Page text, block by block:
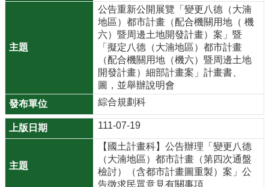
識
機
關
通
公告重新公開展覽「變更八德（大湳
地區）都市計畫（配合機關用地（ 機
六）暨周邊土地開發計畫）案」暨
「擬定八德（大湳地區）都市計畫
（配合機關用地（機六）暨周邊土地
開發計畫）細部計畫案」計畫書、
圖，並舉辦說明會
綜合規劃科
111-07-19
【國土計畫科】公告辦理「變更八德
（大湳地區）都市計畫（第四次通盤
檢討）（含都市計畫圖重製）案」公
告徵求民眾意見有關事項